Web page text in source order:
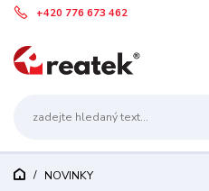
+420 776 673 462
NOVINKY